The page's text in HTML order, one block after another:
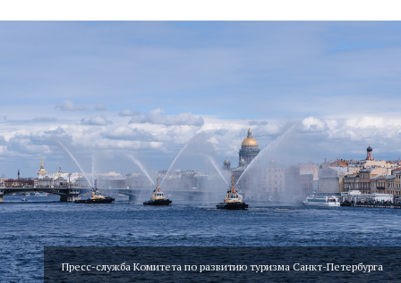
Пресс-служба Комитета по развитию туризма Санкт-Петербурга